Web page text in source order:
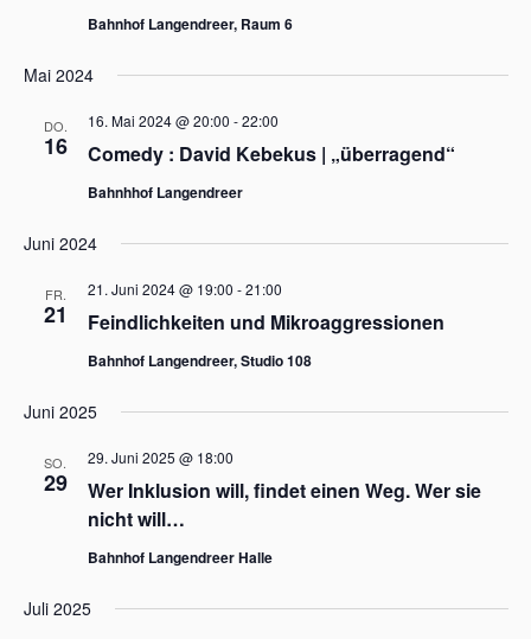
Bahnhof Langendreer, Raum 6
Mai 2024
DO.
16 Comedy : David Kebekus | „überragend“
16. Mai 2024 @ 20:00 -22:00
Bahnhhof Langendreer
Juni 2024
FR.
21 Feindlichkeiten und Mikroaggressionen
21. Juni 2024 @ 19:00 -21:00
Bahnhof Langendreer, Studio 108
Juni 2025
SO.
29
Wer Inklusion will, findet einen Weg. Wer sie
nicht will…
29. Juni 2025 @ 18:00
Bahnhof Langendreer Halle
Juli 2025